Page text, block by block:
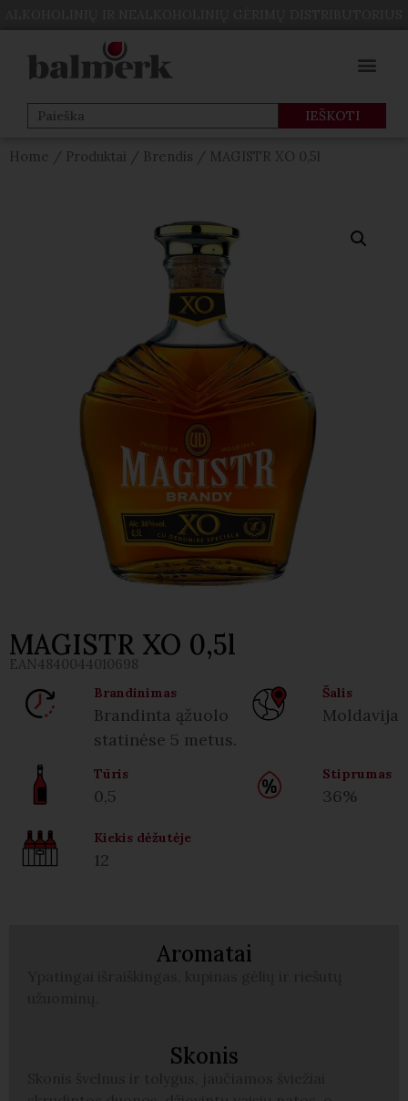
Home / Produktai / Brendis / MAGISTR XO 0,5l
MAGISTR XO 0,5l
EAN4840044010698
Brandinimas
Brandinta ąžuolo
statinėse 5 metus.
Šalis
Moldavija
Tūris
0,5
Stiprumas
36%
Kiekis dėžutėje
12
Aromatai
Skonis